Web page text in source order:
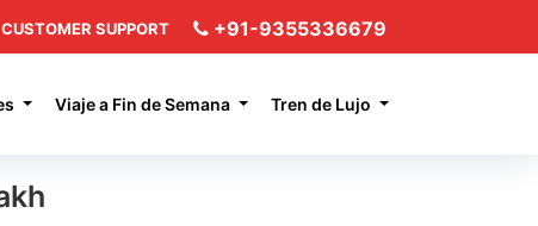
CUSTOMER SUPPORT +91-9355336679
Viaje a Fin de Semana Tren de Lujo